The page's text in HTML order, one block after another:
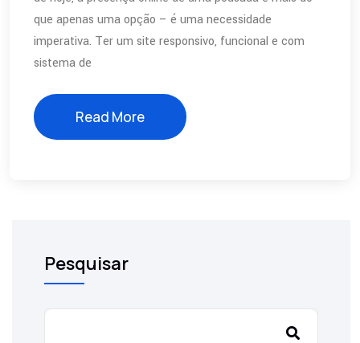
que apenas uma opção – é uma necessidade
imperativa. Ter um site responsivo, funcional e com
sistema de
Read More
Pesquisar